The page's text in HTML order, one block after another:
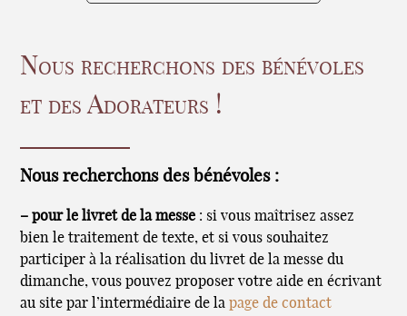
Nous recherchons des bénévoles
et des Adorateurs !
Nous recherchons des bénévoles :
– pour le livret de la messe : si vous maîtrisez assez
bien le traitement de texte, et si vous souhaitez
participer à la réalisation du livret de la messe du
dimanche, vous pouvez proposer votre aide en écrivant
au site par l’intermédiaire de lapage de contact